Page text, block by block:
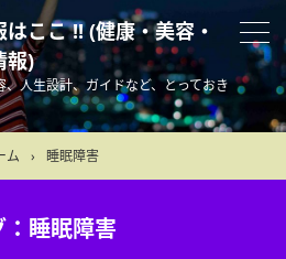
ここ !! (健康・美容・
報)
人生設計、ガイドなど、とっておき
ム › 睡眠障害
：睡眠障害